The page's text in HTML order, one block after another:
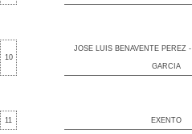
10
JOSE LUIS BENAVENTE PEREZ
GARCIA
11 EXENTO